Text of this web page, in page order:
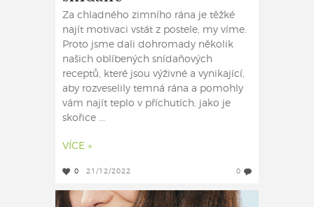
Za chladného zimního rána je těžké
najít motivaci vstát z postele, my víme.
Proto jsme dali dohromady několik
našich oblíbených snídaňových
receptů, které jsou výživné a vynikající,
aby rozveselily temná rána a pomohly
vám najít teplo v příchutích, jako je
skořice ...
VÍCE »
0 21/12/2022 0